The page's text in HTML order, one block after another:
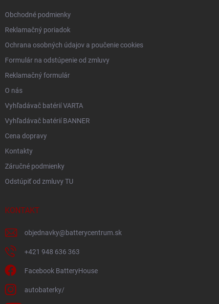
Obchodné podmienky
Reklamačný poriadok
Ochrana osobných údajov a poučenie cookies
Formulár na odstúpenie od zmluvy
Reklamačný formulár
O nás
Vyhľadávač batérií VARTA
Vyhľadávač batérií BANNER
Cena dopravy
Kontakty
Záručné podmienky
Odstúpiť od zmluvy TU
KONTAKT
objednavky@batterycentrum.sk
+421 948 636 363
Facebook BatteryHouse
autobaterky/